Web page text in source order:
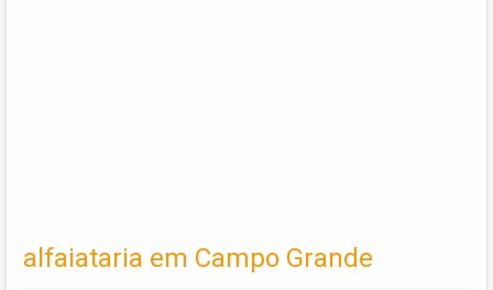
alfaiataria em Campo Grande